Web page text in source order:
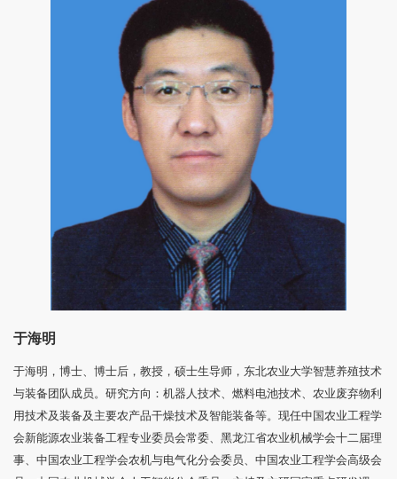
于海明
于海明，博士、博士后，教授，硕士生导师，东北农业大学智慧养殖技术
与装备团队成员。研究方向：机器人技术、燃料电池技术、农业废弃物利
用技术及装备及主要农产品干燥技术及智能装备等。现任中国农业工程学
会新能源农业装备工程专业委员会常委、黑龙江省农业机械学会十二届理
事、中国农业工程学会农机与电气化分会委员、中国农业工程学会高级会